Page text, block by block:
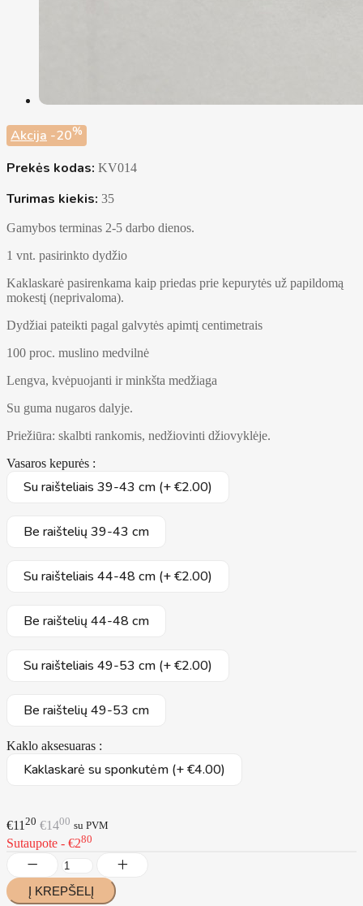
Akcija -20%
Prekės kodas: KV014
Turimas kiekis: 35
Gamybos terminas 2-5 darbo dienos.
1 vnt. pasirinkto dydžio
Kaklaskarė pasirenkama kaip priedas prie kepurytės už papildomą
mokestį (neprivaloma).
Dydžiai pateikti pagal galvytės apimtį centimetrais
100 proc. muslino medvilnė
Lengva, kvėpuojanti ir minkšta medžiaga
Su guma nugaros dalyje.
Priežiūra: skalbti rankomis, nedžiovinti džiovyklėje.
Vasaros kepurės :
Su raišteliais 39-43 cm (+ €2.00)
Be raištelių 39-43 cm
Su raišteliais 44-48 cm (+ €2.00)
Be raištelių 44-48 cm
Su raišteliais 49-53 cm (+ €2.00)
Be raištelių 49-53 cm
Kaklo aksesuaras :
Kaklaskarė su sponkutėm (+ €4.00)
€11 20 €1400 su PVM
Sutaupote - €280